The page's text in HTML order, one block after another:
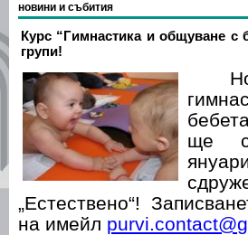
новини и събития
Курс “Гимнастика и общуване с
групи!
ще
„Естествено“!
на имейл purvi.contact@